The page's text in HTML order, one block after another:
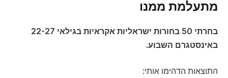
מתעלמת ממנו
בחרתי 50 בחורות ישראליות אקראיות בגילאי 22-27
באינסטגרם השבוע.
התוצאות הדהימו אותי: